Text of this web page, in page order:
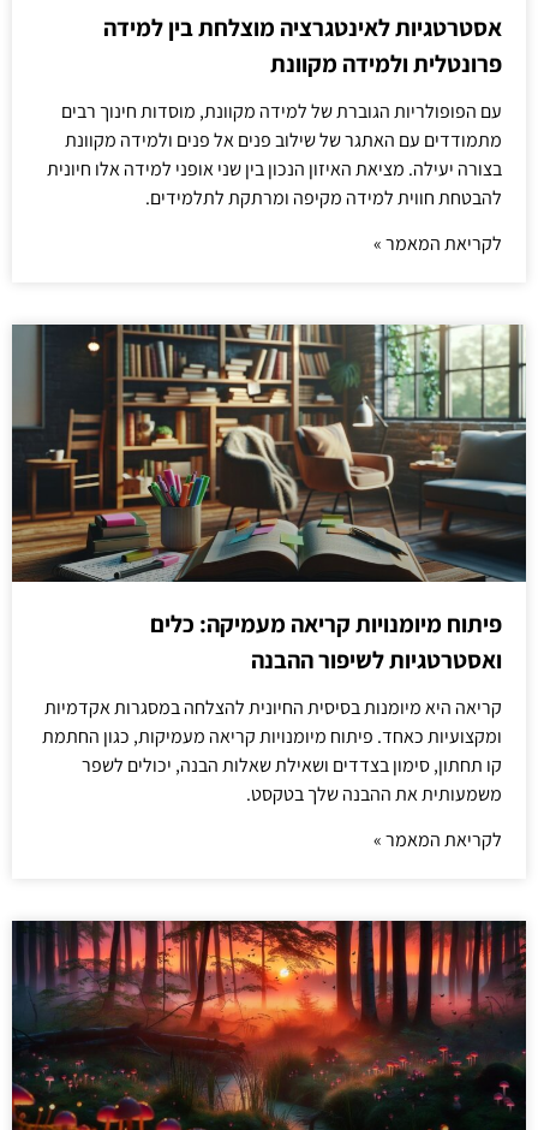
אסטרטגיות לאינטגרציה מוצלחת בין למידה
פרונטלית ולמידה מקוונת
עם הפופולריות הגוברת של למידה מקוונת, מוסדות חינוך רבים
מתמודדים עם האתגר של שילוב פנים אל פנים ולמידה מקוונת
בצורה יעילה. מציאת האיזון הנכון בין שני אופני למידה אלו חיונית
להבטחת חווית למידה מקיפה ומרתקת לתלמידים.
לקריאת המאמר »
פיתוח מיומנויות קריאה מעמיקה: כלים
ואסטרטגיות לשיפור ההבנה
קריאה היא מיומנות בסיסית החיונית להצלחה במסגרות אקדמיות
ומקצועיות כאחד. פיתוח מיומנויות קריאה מעמיקות, כגון החתמת
קו תחתון, סימון בצדדים ושאילת שאלות הבנה, יכולים לשפר
משמעותית את ההבנה שלך בטקסט.
לקריאת המאמר »